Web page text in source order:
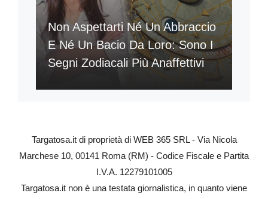
Non Aspettarti Né Un Abbraccio
E Né Un Bacio Da Loro: Sono I
Segni Zodiacali Più Anaffettivi
Targatosa.it di proprietà di WEB 365 SRL - Via Nicola
Marchese 10, 00141 Roma (RM) - Codice Fiscale e Partita
I.V.A. 12279101005
Targatosa.it non è una testata giornalistica, in quanto viene